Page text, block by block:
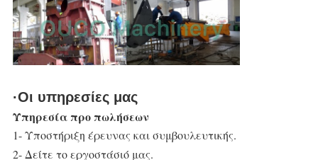
·Οι υπηρεσίες μας
Υπηρεσία προ πωλήσεων
1- Υποστήριξη έρευνας και συμβουλευτικής.
2- Δείτε το εργοστάσιό μας.